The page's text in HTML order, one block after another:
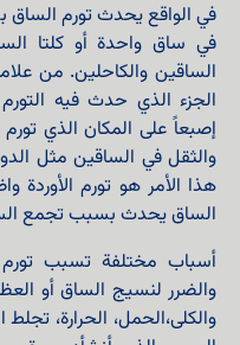
في الواقع يحدث تورم الساق
في ساق واحدة أو كلتا
الساقين والكاحلين. من
الجزء الذي حدث فيه
إصبعاً على المكان الذي
والثقل في الساقين مثل
هذا الأمر هو تورم
الساق يحدث بسبب تجمع
أسباب مختلفة تسبب
والضرر لنسيج الساق أو
والكلى،الحمل، الحرارة،